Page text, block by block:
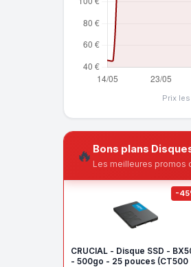
Prix
🔥 Bons plans
Les meilleures promos
-
CRUCIAL - Disque SSD -
- 500go - 25 pouces (CT500